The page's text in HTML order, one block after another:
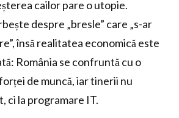
cailor pare o utopie.
despre „bresle” care „s-ar
însă realitatea economică este
România se confruntă cu o
de muncă, iar tinerii nu
ci la programare IT.